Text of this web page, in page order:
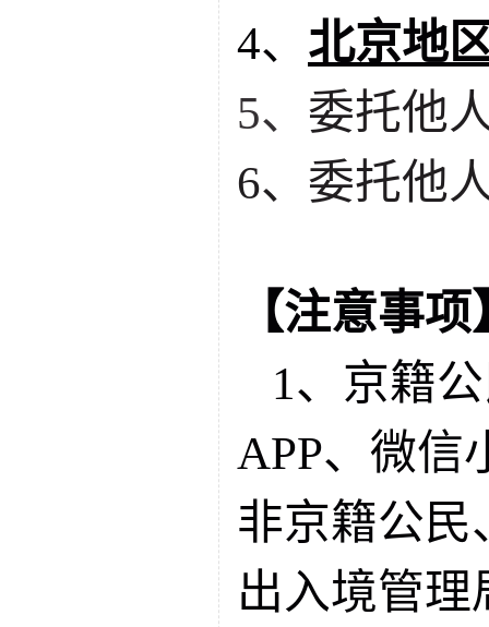
4、 北京地
5、 委托他
6、委托他
【注意事项
1、京籍
APP、微信
非京籍公民
出入境管